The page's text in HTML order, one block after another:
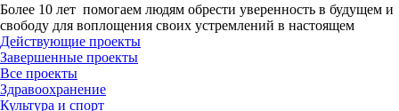
Более 10 лет помогаем людям обрести уверенность в будущем и
свободу для воплощения своих устремлений в настоящем
Действующие проекты
Завершенные проекты